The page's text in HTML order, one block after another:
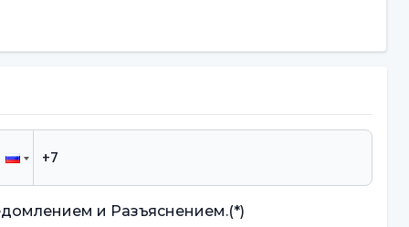
и Разъяснением.(*)